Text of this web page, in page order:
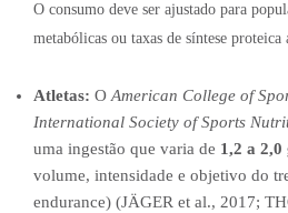
O consumo deve ser ajustado para
metabólicas ou taxas de síntese proteica
Atletas: OAmerican College of
International Society of Sports
uma ingestão que varia de 1,2 a 2,0
volume, intensidade e objetivo do
endurance) (JÄGER et al., 2017;